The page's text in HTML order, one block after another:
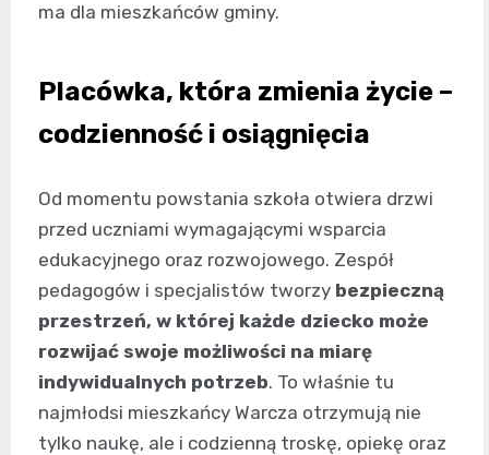
ma dla mieszkańców gminy.
Placówka, która zmienia życie –
codzienność i osiągnięcia
Od momentu powstania szkoła otwiera drzwi
przed uczniami wymagającymi wsparcia
edukacyjnego oraz rozwojowego. Zespół
pedagogów i specjalistów tworzy bezpieczną
przestrzeń, w której każde dziecko może
rozwijać swoje możliwości na miarę
indywidualnych potrzeb. To właśnie tu
najmłodsi mieszkańcy Warcza otrzymują nie
tylko naukę, ale i codzienną troskę, opiekę oraz